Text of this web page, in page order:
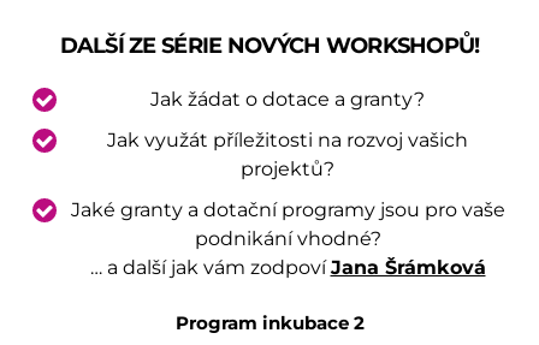
DALŠÍ ZE SÉRIE NOVÝCH WORKSHOPŮ!
Jak žádat o dotace a granty?
Jak využát příležitosti na rozvoj vašich
projektů?
Jaké granty a dotační programy jsou pro vaše
podnikání vhodné?
… a další jak vám zodpovíJana Šrámková
Program inkubace 2